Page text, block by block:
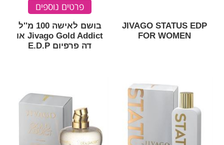
פרטים נוספים
JIVAGO STATUS EDP
FOR WOMEN
בושם לאישה 100 מ''ל
Jivago Gold Addict או
דה פרפיום E.D.P